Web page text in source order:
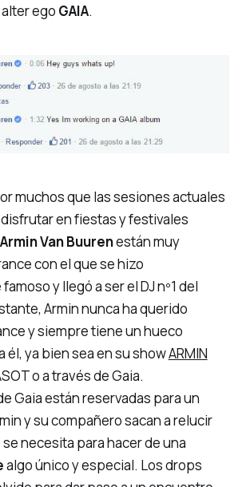
ego GAIA.
muchos que las sesiones actuales
en fiestas y festivales
Armin Van Buurenestán muy
con el que se hizo
y llegó a ser el DJ nº1 del
Armin nunca ha querido
y siempre tiene un hueco
él, ya bien sea en su showARMIN
o a través de Gaia.
Gaia están reservadas para un
y su compañero sacan a relucir
necesita para hacer de una
algo único y especial. Los drops